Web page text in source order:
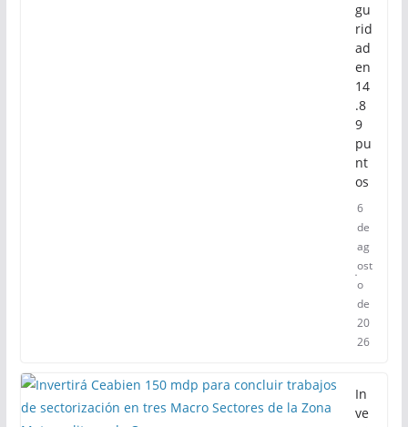
gu
rid
ad
en
14
.8
9
pu
nt
os
6
de
ag
ost
o
de
20
26
In
ve